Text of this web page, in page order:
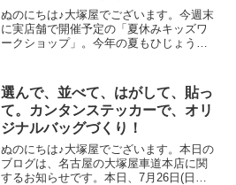
ぬのにちは♪大塚屋でございます。今週末
に実店舗で開催予定の「夏休みキッズワ
ークショップ」。今年の夏もひじょうに
る、２日間限定のイベントです。その内
容は各店ごとに異なります
選んで、並べて、はがして、貼っ
て。カンタンステッカーで、オリ
ジナルバッグづくり！
ぬのにちは♪大塚屋でございます。本日の
ブログは、名古屋の大塚屋車道本店に関
するお知らせです。本日、7月26日(日曜